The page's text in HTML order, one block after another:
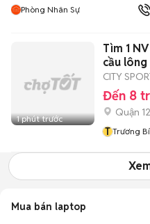
Phòng Nhân Sự
1 phút trước
Tìm 1
cầu lông
CITY
Đến 8
Quận 12
T Trương
Mua bán laptop